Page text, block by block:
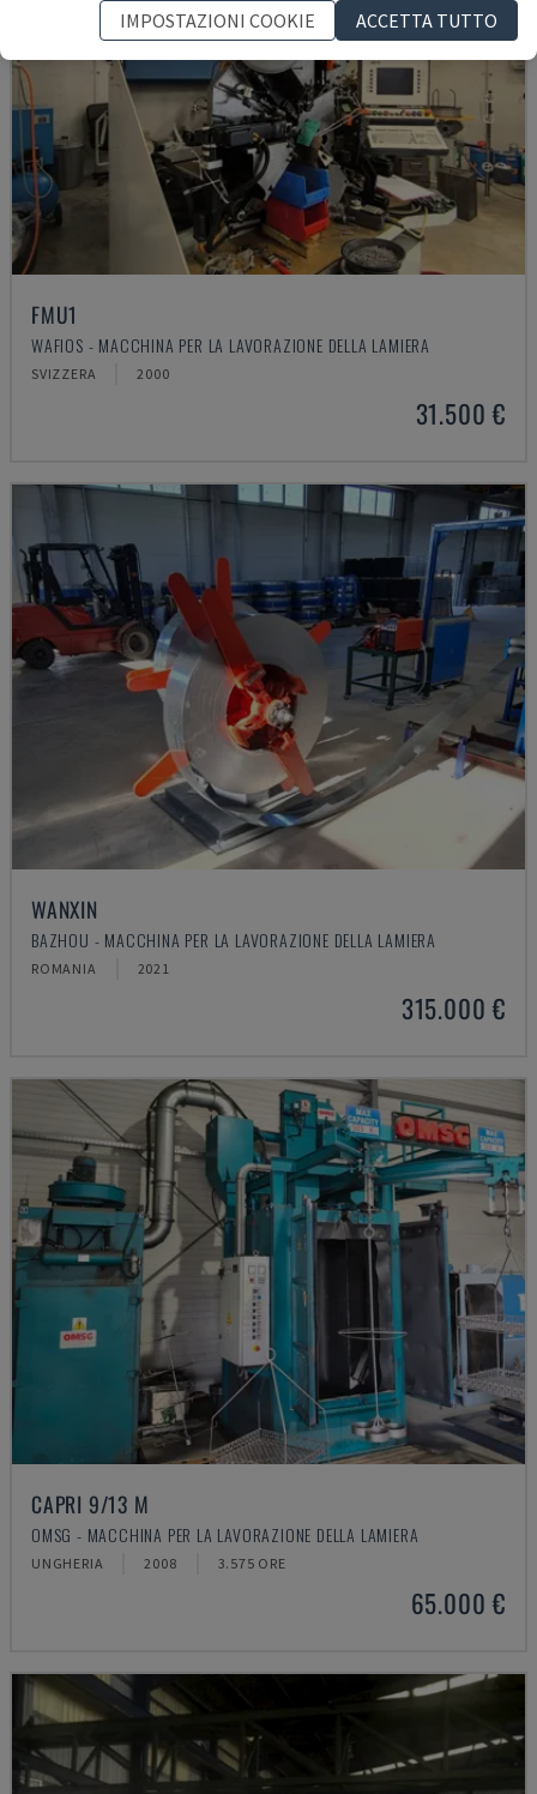
FMU1
WAFIOS - MACCHINA PER LA LAVORAZIONE DELLA LAMIERA
SVIZZERA 2000
31.500 €
WANXIN
BAZHOU - MACCHINA PER LA LAVORAZIONE DELLA LAMIERA
ROMANIA 2021
315.000 €
CAPRI 9/13 M
OMSG - MACCHINA PER LA LAVORAZIONE DELLA LAMIERA
UNGHERIA 2008 3.575 ORE
65.000 €
IMPOSTAZIONI COOKIE
ACCETTA TUTTO